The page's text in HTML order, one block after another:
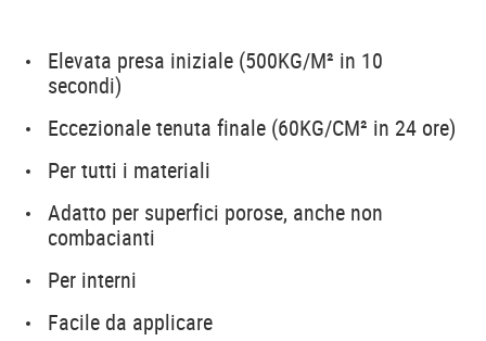
Elevata presa iniziale (500KG/M² in 10
secondi)
Eccezionale tenuta finale (60KG/CM² in 24 ore)
Per tutti i materiali
Adatto per superfici porose, anche non
combacianti
Per interni
Facile da applicare